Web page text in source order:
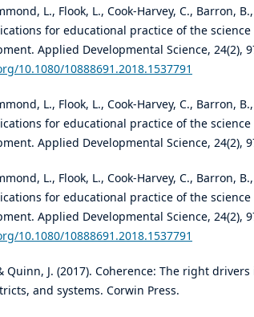
L., Flook, L., Cook-Harvey, C., Barron,
for educational practice of the
Applied Developmental Science, 24(2),
10.1080/10888691.2018.1537791
L., Flook, L., Cook-Harvey, C., Barron,
for educational practice of the
Applied Developmental Science, 24(2),
L., Flook, L., Cook-Harvey, C., Barron,
for educational practice of the
Applied Developmental Science, 24(2),
10.1080/10888691.2018.1537791
Quinn, J. (2017). Coherence: The right
and systems. Corwin Press.